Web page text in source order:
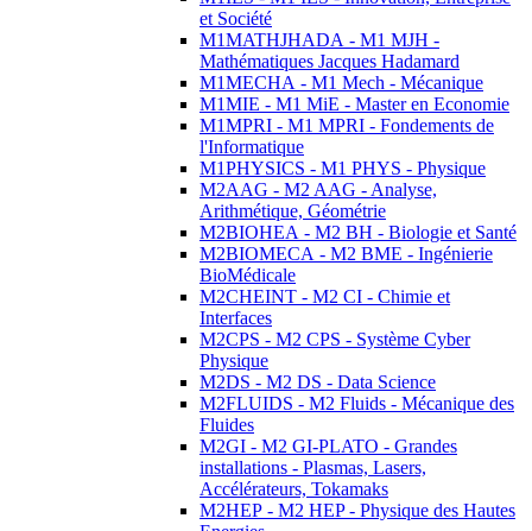
et Société
M1MATHJHADA - M1 MJH -
Mathématiques Jacques Hadamard
M1MECHA - M1 Mech - Mécanique
M1MIE - M1 MiE - Master en Economie
M1MPRI - M1 MPRI - Fondements de
l'Informatique
M1PHYSICS - M1 PHYS - Physique
M2AAG - M2 AAG - Analyse,
Arithmétique, Géométrie
M2BIOHEA - M2 BH - Biologie et Santé
M2BIOMECA - M2 BME - Ingénierie
BioMédicale
M2CHEINT - M2 CI - Chimie et
Interfaces
M2CPS - M2 CPS - Système Cyber
Physique
M2DS - M2 DS - Data Science
M2FLUIDS - M2 Fluids - Mécanique des
Fluides
M2GI - M2 GI-PLATO - Grandes
installations - Plasmas, Lasers,
Accélérateurs, Tokamaks
M2HEP - M2 HEP - Physique des Hautes